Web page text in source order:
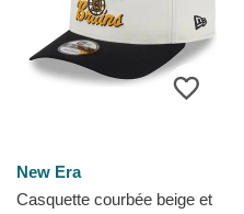
New Era
Casquette courbée beige et